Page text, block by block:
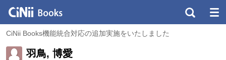
CiNii Books機能統合対応の追加実施をいたしました
羽鳥, 博愛